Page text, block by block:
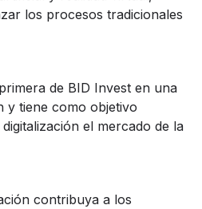
los procesos tradicionales
de BID Invest en una
y tiene como objetivo
el mercado de la
contribuya a los